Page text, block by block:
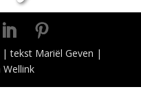
tekst Mariël Geven |